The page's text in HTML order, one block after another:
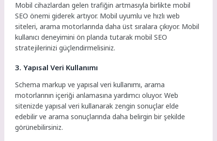
Mobil cihazlardan gelen trafiğin artmasıyla birlikte mobil
SEO önemi giderek artıyor. Mobil uyumlu ve hızlı web
siteleri, arama motorlarında daha üst sıralara çıkıyor. Mobil
kullanıcı deneyimini ön planda tutarak mobil SEO
stratejilerinizi güçlendirmelisiniz.
3. Yapısal Veri Kullanımı
Schema markup ve yapısal veri kullanımı, arama
motorlarının içeriği anlamasına yardımcı oluyor. Web
sitenizde yapısal veri kullanarak zengin sonuçlar elde
edebilir ve arama sonuçlarında daha belirgin bir şekilde
görünebilirsiniz.